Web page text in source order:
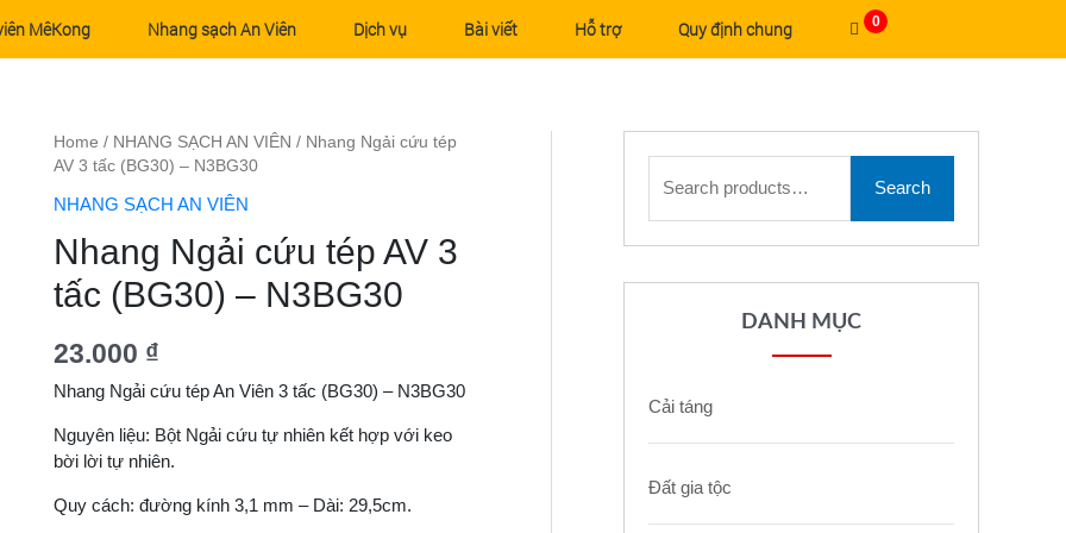
MêKong Nhang sạch An Viên Dịch vụ Bài viết Hỗ trợ Quy định chung 0
Home / NHANG SẠCH AN VIÊN / Nhang Ngải cứu tép
AV 3 tấc (BG30) – N3BG30
NHANG SẠCH AN VIÊN
Nhang Ngải cứu tép AV 3
tấc (BG30) – N3BG30
23.000 ₫
Nhang Ngải cứu tép An Viên 3 tấc (BG30) – N3BG30
Nguyên liệu: Bột Ngải cứu tự nhiên kết hợp với keo
bời lời tự nhiên.
Quy cách: đường kính 3,1 mm – Dài: 29,5cm.
Nhang Ngải cứu tép AV 3 tấc (BG30) – N3BG30 quantity
Search
DANH MỤC
Cải táng
Đất gia tộc